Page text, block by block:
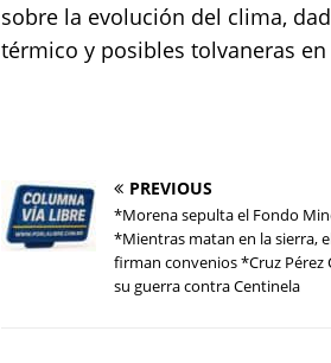
sobre la evolución del clima,
térmico y posibles tolvaneras en
PREVIOUS
*Morena sepulta el Fondo
*Mientras matan en la sierra,
firman convenios *Cruz Pérez
su guerra contra Centinela